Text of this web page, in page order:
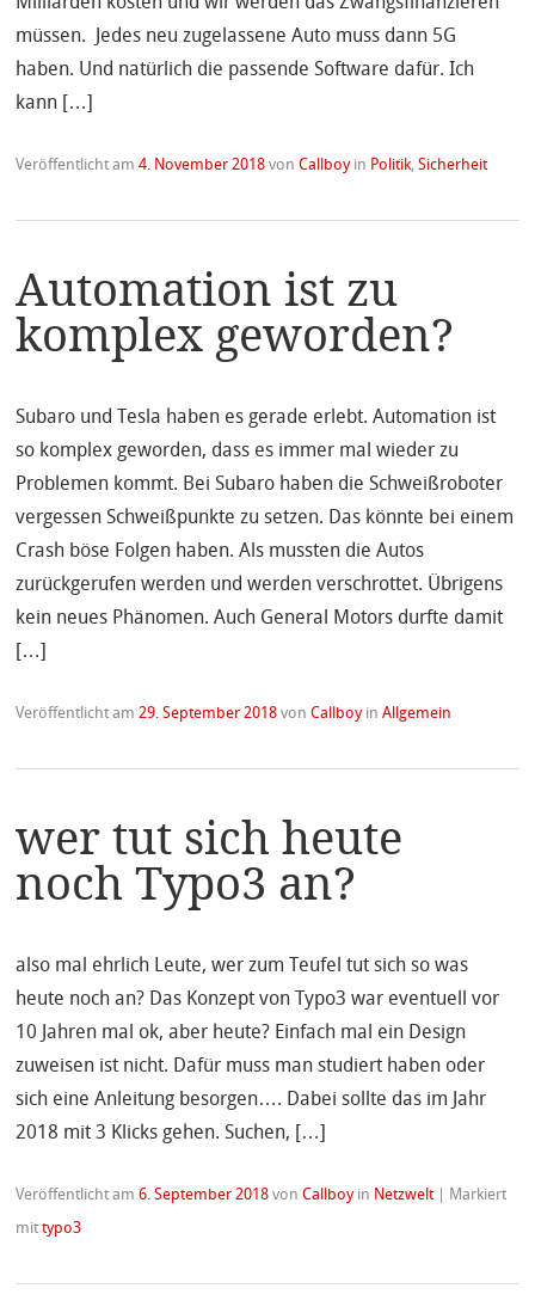
müssen. Jedes neu zugelassene Auto muss dann 5G
haben. Und natürlich die passende Software dafür. Ich
kann […]
Veröffentlicht am4. November 2018 vonCallboy in Politik,Sicherheit
Automation ist zu
komplex geworden?
Subaro und Tesla haben es gerade erlebt. Automation ist
so komplex geworden, dass es immer mal wieder zu
Problemen kommt. Bei Subaro haben die Schweißroboter
vergessen Schweißpunkte zu setzen. Das könnte bei einem
Crash böse Folgen haben. Als mussten die Autos
zurückgerufen werden und werden verschrottet. Übrigens
kein neues Phänomen. Auch General Motors durfte damit
[…]
Veröffentlicht am29. September 2018 vonCallboy inAllgemein
wer tut sich heute
noch Typo3 an?
also mal ehrlich Leute, wer zum Teufel tut sich so was
heute noch an? Das Konzept von Typo3 war eventuell vor
10 Jahren mal ok, aber heute? Einfach mal ein Design
zuweisen ist nicht. Dafür muss man studiert haben oder
sich eine Anleitung besorgen…. Dabei sollte das im Jahr
2018 mit 3 Klicks gehen. Suchen, […]
Veröffentlicht am6. September 2018 vonCallboy in Netzwelt
Markiert
mittypo3